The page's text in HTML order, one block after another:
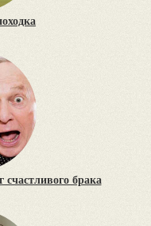
счастливого брака